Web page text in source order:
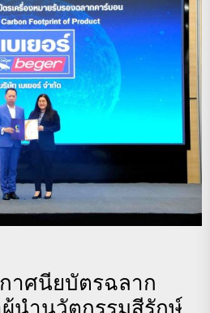
าศนียบัตรฉลาก
นำนวัตกรรมสีรักษ์